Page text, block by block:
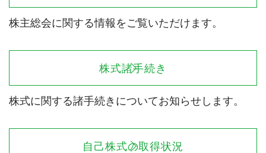
株主総会に関する情報をご覧いただけます。
株式諸手続き
株式に関する諸手続きについてお知らせします。
自己株式の取得状況